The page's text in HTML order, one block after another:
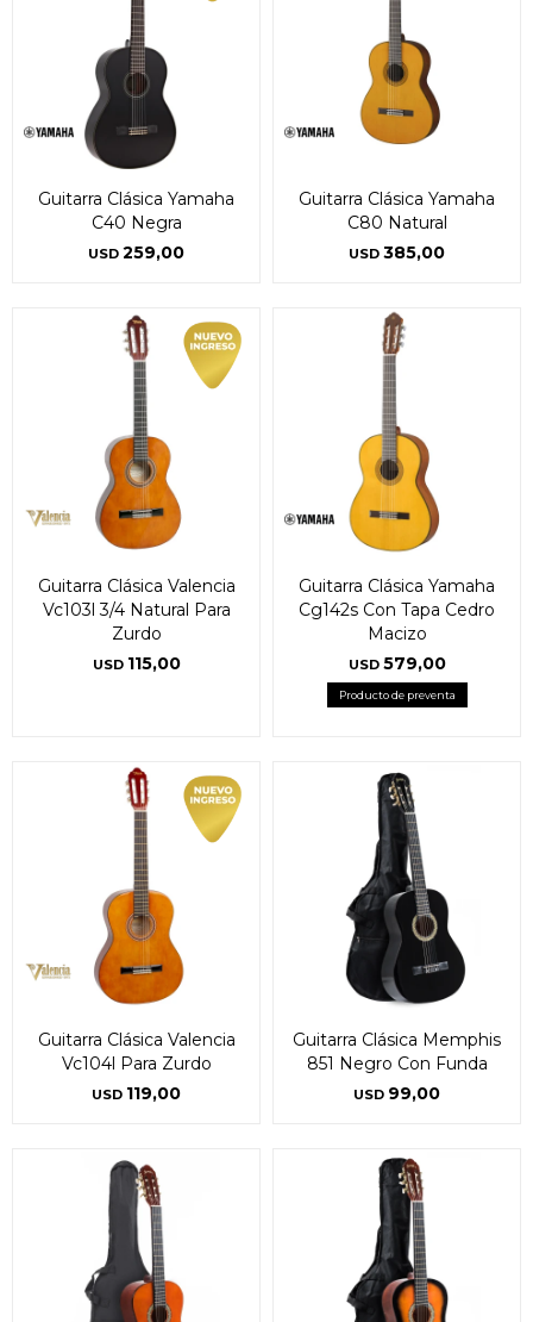
Guitarra Clásica Yamaha
C40 Negra
USD 259,00
Guitarra Clásica Yamaha
C80 Natural
USD 385,00
Guitarra Clásica Valencia
Vc103l 3/4 Natural Para
Zurdo
USD 115,00
Guitarra Clásica Yamaha
Cg142s Con Tapa Cedro
Macizo
USD 579,00
Producto de preventa
Guitarra Clásica Valencia
Vc104l Para Zurdo
USD 119,00
Guitarra Clásica Memphis
851 Negro Con Funda
USD 99,00